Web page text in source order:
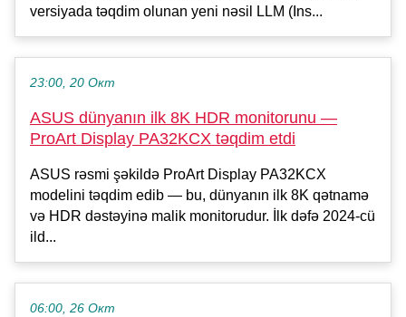
versiyada təqdim olunan yeni nəsil LLM (Ins...
23:00, 20 Окт
ASUS dünyanın ilk 8K HDR monitorunu —
ProArt Display PA32KCX təqdim etdi
ASUS rəsmi şəkildə ProArt Display PA32KCX
modelini təqdim edib — bu, dünyanın ilk 8K qətnamə
və HDR dəstəyinə malik monitorudur. İlk dəfə 2024-cü
ild...
06:00, 26 Окт